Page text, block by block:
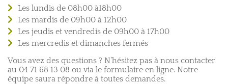
Les lundis de 08h00 à18h00
Les mardis de 09h00 à 12h00
Les jeudis et vendredis de 09h00 à 17h00
Les mercredis et dimanches fermés
Vous avez des questions ? N’hésitez pas à nous contacter
au 04 71 68 13 08 ou via le formulaire en ligne. Notre
équipe saura répondre à toutes demandes.